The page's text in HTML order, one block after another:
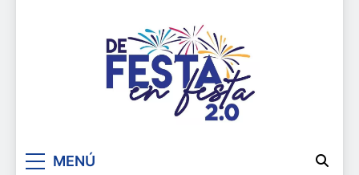
De festa en festa 2.0
MENÚ